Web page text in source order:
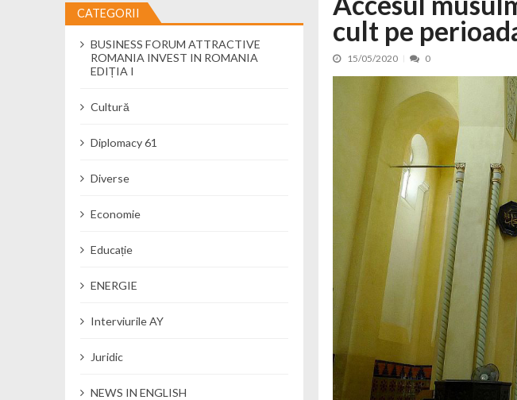
Încă o creșă modernă pentru Alba: 40 de locuri noi la Zlatna prin
Ministerul Mediului derulează dezbaterea publică pentru proiectul de
Ministerul Apărării Naționale participă la efortul național pentru
Dobânzi de pânã la 7,50% la ediția FIDELIS din luna august 04/
MMAP pune în consultare publică proiectul Catalogului național al
cult pe
15/05/2020 0
CATEGORII
BUSINESS FORUM ATTRACTIVE
ROMANIA INVEST IN ROMANIA
EDIȚIA I
Cultură
Diplomacy 61
Diverse
Economie
Educație
ENERGIE
Interviurile AY
Juridic
NEWS IN ENGLISH